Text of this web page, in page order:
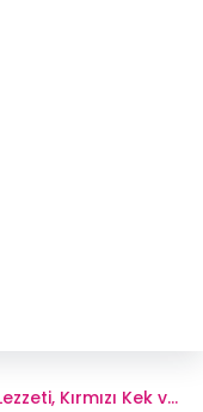
Brownie Lezzeti, Kırmızı Kek ve Meyve VIP Sepeti